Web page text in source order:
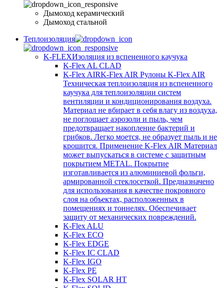
Дымоход керамический
Дымоход стальной
Теплоизоляция
K-FLEXИзоляция из вспененного каучука
K-Flex AL CLAD
K-Flex AIRK-Flex AIR Рулоны K-Flex AIR
Техническая теплоизоляция из вспененного
каучука для теплоизоляции систем
вентиляции и кондиционирования воздуха.
Материал не вбирает в себя влагу из воздуха,
не поглощает аэрозоли и пыль, чем
предотвращает накопление бактерий и
грибков. Легко моется, не образует пыль и не
крошится. Применение K-Flex AIR Материал
может выпускаться в системе c защитным
покрытием METAL. Покрытие
изготавливается из алюминиевой фольги,
армированной стеклосеткой. Предназначено
для использования в качестве покровного
слоя на объектах, расположенных в
помещениях и тоннелях. Обеспечивает
защиту от механических повреждений.
K-Flex ALU
K-Flex ECO
K-Flex EDGE
K-Flex IC CLAD
K-Flex IGO
K-Flex PE
K-Flex SOLAR HT